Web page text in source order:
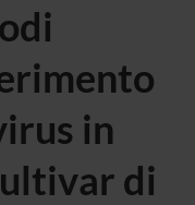
in
di